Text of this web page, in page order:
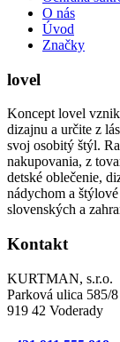
O nás
Úvod
Značky
lovel
Koncept lovel
dizajnu a určite z
svoj osobitý štýl.
nakupovania, z
detské oblečenie,
nádychom a
slovenských a
Kontakt
KURTMAN, s.r.o.
Parková ulica 585/8
919 42 Voderady